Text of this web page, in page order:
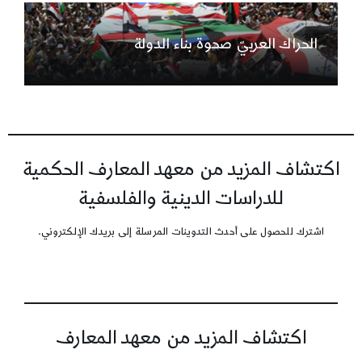
الحراك العربيّ صحوة بناء الدولة
اكتشاف المزيد من معهد المعارف الحكمية
للدراسات الدينية والفلسفية
اشترك للحصول على أحدث التدوينات المرسلة إلى بريدك الإلكتروني.
اكتشاف المزيد من معهد المعارف